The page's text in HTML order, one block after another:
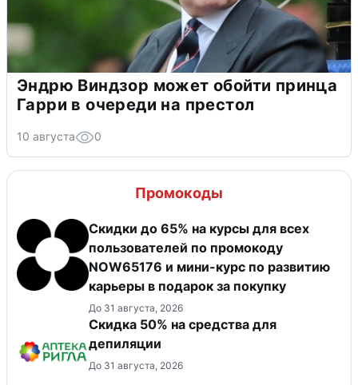
Эндрю Виндзор может обойти принца
Гарри в очереди на престол
10 августа 0
Промокоды
Скидки до 65% на курсы для всех
пользователей по промокоду
NOW65176 и мини-курс по развитию
карьеры в подарок за покупку
До 31 августа, 2026
Скидка 50% на средства для
депиляции
До 31 августа, 2026